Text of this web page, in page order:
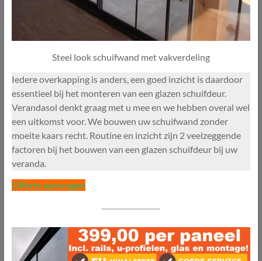
Steel look schuifwand met vakverdeling
Iedere overkapping is anders, een goed inzicht is daardoor
essentieel bij het monteren van een glazen schuifdeur.
Verandasol denkt graag met u mee en we hebben overal wel
een uitkomst voor. We bouwen uw schuifwand zonder
moeite kaars recht. Routine en inzicht zijn 2 veelzeggende
factoren bij het bouwen van een glazen schuifdeur bij uw
veranda.
Offerte aanvragen